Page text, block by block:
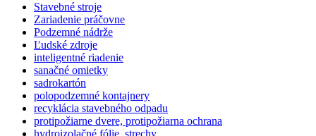
Stavebné stroje
Zariadenie práčovne
Podzemné nádrže
Ľudské zdroje
inteligentné riadenie
sanačné omietky
sadrokartón
polopodzemné kontajnery
recyklácia stavebného odpadu
protipožiarne dvere, protipožiarna ochrana
hydroizolačné fólie, strechy